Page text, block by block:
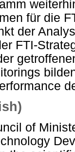
für die
der
FTI-
of